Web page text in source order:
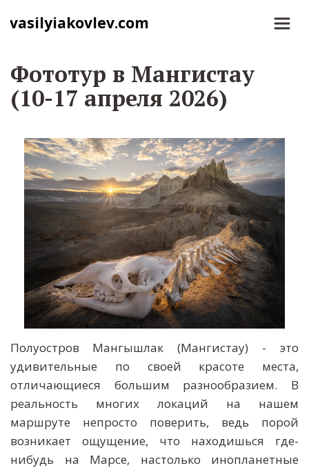
vasilyiakovlev.com
Фототур в Мангистау
(10-17 апреля 2026)
Полуостров Мангышлак (Мангистау) - это
удивительные по своей красоте места,
отличающиеся большим разнообразием. В
реальность многих локаций на нашем
маршруте непросто поверить, ведь порой
возникает ощущение, что находишься где-
нибудь на Марсе, настолько инопланетные